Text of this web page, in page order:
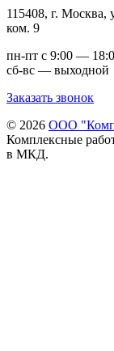
115408, г. Москва,
ком. 9
пн-пт с 9:00 —
сб-вс — выходной
Заказать звонок
© 2026 ООО
Комплексные
в МКД.